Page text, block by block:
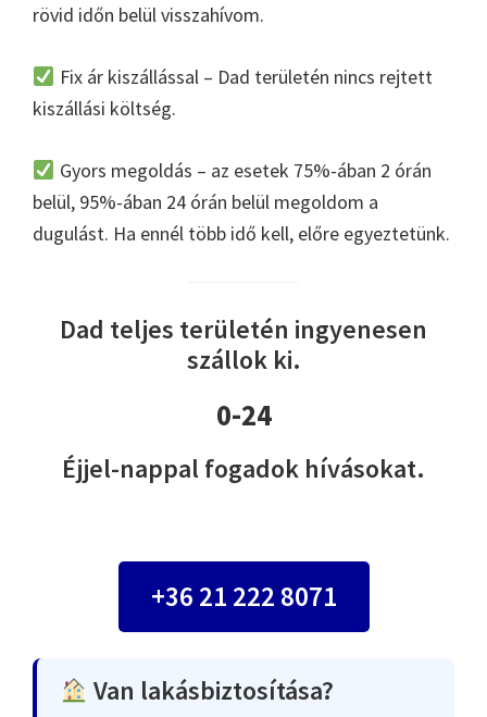
rövid időn belül visszahívom.
Fix ár kiszállással – Dad területén nincs rejtett
kiszállási költség.
Gyors megoldás – az esetek 75%-ában 2 órán
belül, 95%-ában 24 órán belül megoldom a
dugulást. Ha ennél több idő kell, előre egyeztetünk.
Dad teljes területén ingyenesen
szállok ki.
0-24
Éjjel-nappal fogadok hívásokat.
+36 21 222 8071
Van lakásbiztosítása?